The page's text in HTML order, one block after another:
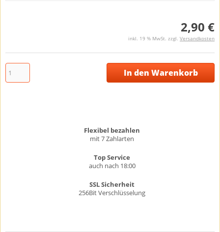
2,90 €
inkl. 19 % MwSt. zzgl. Versandkosten
In den Warenkorb
Flexibel bezahlen
mit 7 Zahlarten
Top Service
auch nach 18:00
SSL Sicherheit
256Bit Verschlüsselung